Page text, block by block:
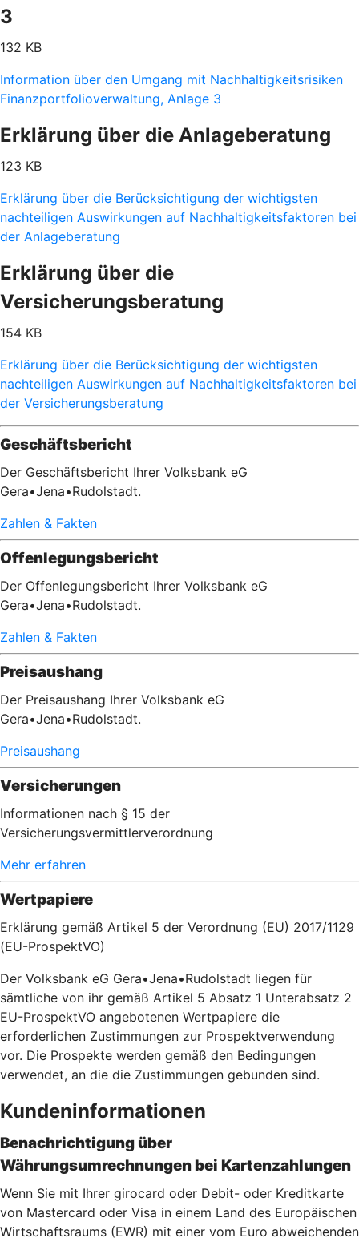
3
132 KB
Information über den Umgang mit Nachhaltigkeitsrisiken
Finanzportfolioverwaltung, Anlage 3
Erklärung über die Anlageberatung
123 KB
Erklärung über die Berücksichtigung der wichtigsten
nachteiligen Auswirkungen auf Nachhaltigkeitsfaktoren bei
der Anlageberatung
Erklärung über die
Versicherungsberatung
154 KB
Erklärung über die Berücksichtigung der wichtigsten
nachteiligen Auswirkungen auf Nachhaltigkeitsfaktoren bei
der Versicherungsberatung
Geschäftsbericht
Der Geschäftsbericht Ihrer Volksbank eG
Gera•Jena•Rudolstadt.
Zahlen & Fakten
Offenlegungsbericht
Der Offenlegungsbericht Ihrer Volksbank eG
Gera•Jena•Rudolstadt.
Zahlen & Fakten
Preisaushang
Der Preisaushang Ihrer Volksbank eG
Gera•Jena•Rudolstadt.
Preisaushang
Versicherungen
Informationen nach § 15 der
Versicherungsvermittlerverordnung
Mehr erfahren
Wertpapiere
Erklärung gemäß Artikel 5 der Verordnung (EU) 2017/1129
(EU-ProspektVO)
Der Volksbank eG Gera•Jena•Rudolstadt liegen für
sämtliche von ihr gemäß Artikel 5 Absatz 1 Unterabsatz 2
EU-ProspektVO angebotenen Wertpapiere die
erforderlichen Zustimmungen zur Prospektverwendung
vor. Die Prospekte werden gemäß den Bedingungen
verwendet, an die die Zustimmungen gebunden sind.
Kundeninformationen
Benachrichtigung über
Währungsumrechnungen bei Kartenzahlungen
Wenn Sie mit Ihrer girocard oder Debit- oder Kreditkarte
von Mastercard oder Visa in einem Land des Europäischen
Wirtschaftsraums (EWR) mit einer vom Euro abweichenden